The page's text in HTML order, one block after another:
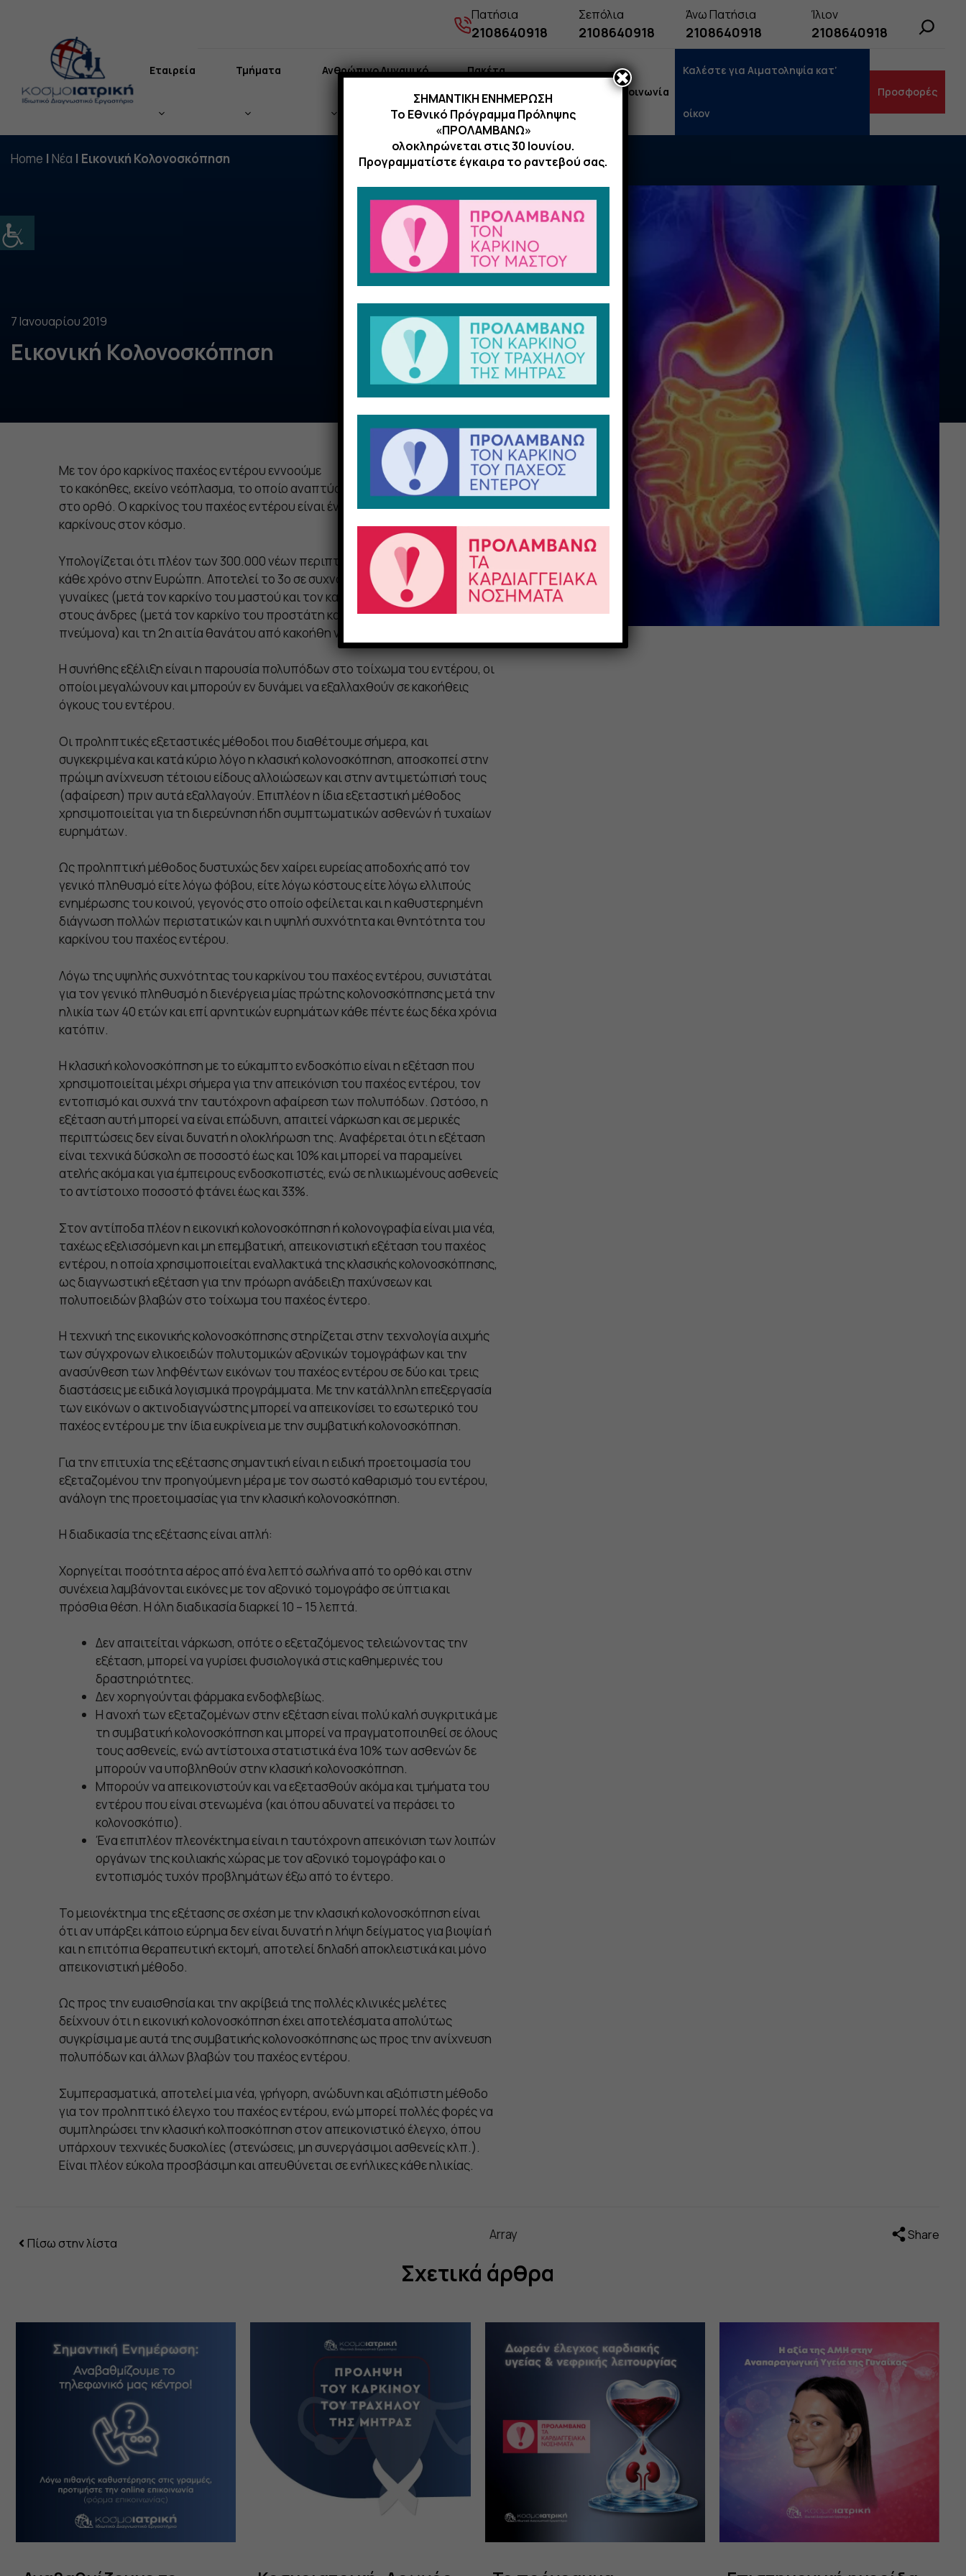
περιεχόμενο
Πατήσια
2108640918
Σεπόλια
2108640918
Άνω Πατήσια
2108640918
Ίλιον
2108640918
Εταιρεία Τμήματα Ανθρώπινο Δυναμικό Πακέτα
Εξετάσεων
Επικοινωνία
Καλέστε για Αιματοληψία κατ’
οίκον
Προσφορές
Home | Νέα | Εικονική Κολονοσκόπηση
7 Ιανουαρίου 2019
Εικονική Κολονοσκόπηση
Mε τον όρο καρκίνος παχέος εντέρου εννοούμε
το κακόηθες, εκείνο νεόπλασμα, το οποίο αναπτύσσεται στο παχύ έντερο ή
στο ορθό. Ο καρκίνος του παχέος εντέρου είναι ένας από τους συχνότερους
καρκίνους στον κόσμο.
Υπολογίζεται ότι πλέον των 300.000 νέων περιπτώσεων διαγιγνώσκονται
κάθε χρόνο στην Ευρώπη. Αποτελεί το 3ο σε συχνότητα νεόπλασμα στις
γυναίκες (μετά τον καρκίνο του μαστού και τον καρκίνο του πνεύμονα) και
στους άνδρες (μετά τον καρκίνο του προστάτη και τον καρκίνο του
πνεύμονα) και τη 2η αιτία θανάτου από κακοήθη νεοπλάσματα.
Η συνήθης εξέλιξη είναι η παρουσία πολυπόδων στο τοίχωμα του εντέρου, οι
οποίοι μεγαλώνουν και μπορούν εν δυνάμει να εξαλλαχθούν σε κακοήθεις
όγκους του εντέρου.
Οι προληπτικές εξεταστικές μέθοδοι που διαθέτουμε σήμερα, και
συγκεκριμένα και κατά κύριο λόγο η κλασική κολονοσκόπηση, αποσκοπεί στην
πρώιμη ανίχνευση τέτοιου είδους αλλοιώσεων και στην αντιμετώπισή τους
(αφαίρεση) πριν αυτά εξαλλαγούν. Επιπλέον η ίδια εξεταστική μέθοδος
χρησιμοποιείται για τη διερεύνηση ήδη συμπτωματικών ασθενών ή τυχαίων
ευρημάτων.
Ως προληπτική μέθοδος δυστυχώς δεν χαίρει ευρείας αποδοχής από τον
γενικό πληθυσμό είτε λόγω φόβου, είτε λόγω κόστους είτε λόγω ελλιπούς
ενημέρωσης του κοινού, γεγονός στο οποίο οφείλεται και η καθυστερημένη
διάγνωση πολλών περιστατικών και η υψηλή συχνότητα και θνητότητα του
καρκίνου του παχέος εντέρου.
Λόγω της υψηλής συχνότητας του καρκίνου του παχέος εντέρου, συνιστάται
για τον γενικό πληθυσμό η διενέργεια μίας πρώτης κολονοσκόπησης μετά την
ηλικία των 40 ετών και επί αρνητικών ευρημάτων κάθε πέντε έως δέκα χρόνια
κατόπιν.
Η κλασική κολονοσκόπηση με το εύκαμπτο ενδοσκόπιο είναι η εξέταση που
χρησιμοποιείται μέχρι σήμερα για την απεικόνιση του παχέος εντέρου, τον
εντοπισμό και συχνά την ταυτόχρονη αφαίρεση των πολυπόδων. Ωστόσο, η
εξέταση αυτή μπορεί να είναι επώδυνη, απαιτεί νάρκωση και σε μερικές
περιπτώσεις δεν είναι δυνατή η ολοκλήρωση της. Αναφέρεται ότι η εξέταση
είναι τεχνικά δύσκολη σε ποσοστό έως και 10% και μπορεί να παραμείνει
ατελής ακόμα και για έμπειρους ενδοσκοπιστές, ενώ σε ηλικιωμένους ασθενείς
το αντίστοιχο ποσοστό φτάνει έως και 33%.
Στον αντίποδα πλέον η εικονική κολονοσκόπηση ή κολονογραφία είναι μια νέα,
ταχέως εξελισσόμενη και μη επεμβατική, απεικονιστική εξέταση του παχέος
εντέρου, η οποία χρησιμοποιείται εναλλακτικά της κλασικής κολονοσκόπησης,
ως διαγνωστική εξέταση για την πρόωρη ανάδειξη παχύνσεων και
πολυποειδών βλαβών στο τοίχωμα του παχέος έντερο.
Η τεχνική της εικονικής κολονοσκόπησης στηρίζεται στην τεχνολογία αιχμής
των σύγχρονων ελικοειδών πολυτομικών αξονικών τομογράφων και την
ανασύνθεση των ληφθέντων εικόνων του παχέος εντέρου σε δύο και τρεις
διαστάσεις με ειδικά λογισμικά προγράμματα. Με την κατάλληλη επεξεργασία
των εικόνων ο ακτινοδιαγνώστης μπορεί να απεικονίσει το εσωτερικό του
παχέος εντέρου με την ίδια ευκρίνεια με την συμβατική κολονοσκόπηση.
Για την επιτυχία της εξέτασης σημαντική είναι η ειδική προετοιμασία του
εξεταζομένου την προηγούμενη μέρα με τον σωστό καθαρισμό του εντέρου,
ανάλογη της προετοιμασίας για την κλασική κολονοσκόπηση.
Η διαδικασία της εξέτασης είναι απλή:
Χορηγείται ποσότητα αέρος από ένα λεπτό σωλήνα από το ορθό και στην
συνέχεια λαμβάνονται εικόνες με τον αξονικό τομογράφο σε ύπτια και
πρόσθια θέση. Η όλη διαδικασία διαρκεί 10 – 15 λεπτά.
Δεν απαιτείται νάρκωση, οπότε ο εξεταζόμενος τελειώνοντας την
εξέταση, μπορεί να γυρίσει φυσιολογικά στις καθημερινές του
δραστηριότητες.
Δεν χορηγούνται φάρμακα ενδοφλεβίως.
Η ανοχή των εξεταζομένων στην εξέταση είναι πολύ καλή συγκριτικά με
τη συμβατική κολονοσκόπηση και μπορεί να πραγματοποιηθεί σε όλους
τους ασθενείς, ενώ αντίστοιχα στατιστικά ένα 10% των ασθενών δε
μπορούν να υποβληθούν στην κλασική κολονοσκόπηση.
Μπορούν να απεικονιστούν και να εξετασθούν ακόμα και τμήματα του
εντέρου που είναι στενωμένα (και όπου αδυνατεί να περάσει το
κολονοσκόπιο).
Ένα επιπλέον πλεονέκτημα είναι η ταυτόχρονη απεικόνιση των λοιπών
οργάνων της κοιλιακής χώρας με τον αξονικό τομογράφο και ο
εντοπισμός τυχόν προβλημάτων έξω από το έντερο.
Το μειονέκτημα της εξέτασης σε σχέση με την κλασική κολονοσκόπηση είναι
ότι αν υπάρξει κάποιο εύρημα δεν είναι δυνατή η λήψη δείγματος για βιοψία ή
και η επιτόπια θεραπευτική εκτομή, αποτελεί δηλαδή αποκλειστικά και μόνο
απεικονιστική μέθοδο.
Ως προς την ευαισθησία και την ακρίβειά της πολλές κλινικές μελέτες
δείχνουν ότι η εικονική κολονοσκόπηση έχει αποτελέσματα απολύτως
συγκρίσιμα με αυτά της συμβατικής κολονοσκόπησης ως προς την ανίχνευση
πολυπόδων και άλλων βλαβών του παχέος εντέρου.
Συμπερασματικά, αποτελεί μια νέα, γρήγορη, ανώδυνη και αξιόπιστη μέθοδο
για τον προληπτικό έλεγχο του παχέος εντέρου, ενώ μπορεί πολλές φορές να
συμπληρώσει την κλασική κολποσκόπηση στον απεικονιστικό έλεγχο, όπου
υπάρχουν τεχνικές δυσκολίες (στενώσεις, μη συνεργάσιμοι ασθενείς κλπ.).
Είναι πλέον εύκολα προσβάσιμη και απευθύνεται σε ενήλικες κάθε ηλικίας.
Πίσω στην λίστα
Array Share
Σχετικά άρθρα
ΣΗΜΑΝΤΙΚΗ ΕΝΗΜΕΡΩΣΗ
Το Εθνικό Πρόγραμμα Πρόληψης
«ΠΡΟΛΑΜΒΑΝΩ»
ολοκληρώνεται στις 30 Ιουνίου.
Προγραμματίστε έγκαιρα το ραντεβού σας.
✖